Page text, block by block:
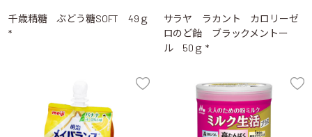
千歳精糖 ぶどう糖SOFT 49ｇ
*
サラヤ ラカント カロリーゼ
ロのど飴 ブラックメントー
ル 50ｇ *